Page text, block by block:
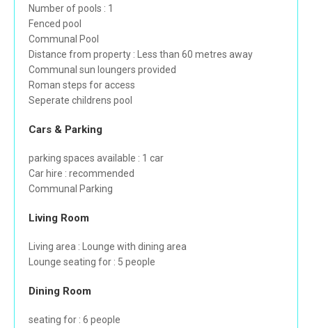
Number of pools : 1
Fenced pool
Communal Pool
Distance from property : Less than 60 metres away
Communal sun loungers provided
Roman steps for access
Seperate childrens pool
Cars & Parking
parking spaces available : 1 car
Car hire : recommended
Communal Parking
Living Room
Living area : Lounge with dining area
Lounge seating for : 5 people
Dining Room
seating for : 6 people